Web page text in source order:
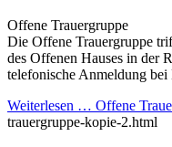
Offene Trauergruppe
Die Offene Trauergruppe
des Offenen Hauses in der
telefonische Anmeldung
Weiterlesen … Offene
trauergruppe-kopie-2.html